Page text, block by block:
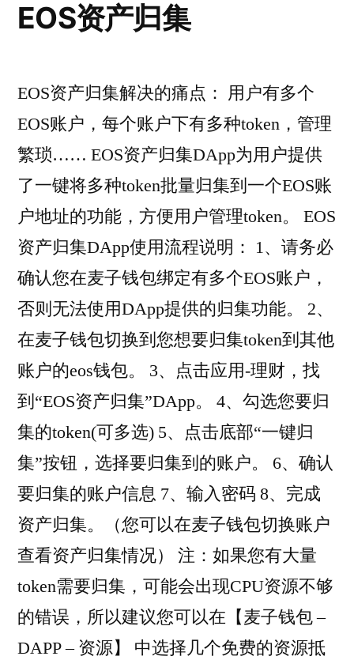
说
EOS资产归集
EOS资产归集解决的痛点： 用户有多个
EOS账户，每个账户下有多种token，管理
繁琐…… EOS资产归集DApp为用户提供
了一键将多种token批量归集到一个EOS账
户地址的功能，方便用户管理token。 EOS
资产归集DApp使用流程说明： 1、请务必
确认您在麦子钱包绑定有多个EOS账户，
否则无法使用DApp提供的归集功能。 2、
在麦子钱包切换到您想要归集token到其他
账户的eos钱包。 3、点击应用-理财，找
到“EOS资产归集”DApp。 4、勾选您要归
集的token(可多选) 5、点击底部“一键归
集”按钮，选择要归集到的账户。 6、确认
要归集的账户信息 7、输入密码 8、完成
资产归集。（您可以在麦子钱包切换账户
查看资产归集情况） 注：如果您有大量
token需要归集，可能会出现CPU资源不够
的错误，所以建议您可以在【麦子钱包 –
DAPP – 资源】 中选择几个免费的资源抵